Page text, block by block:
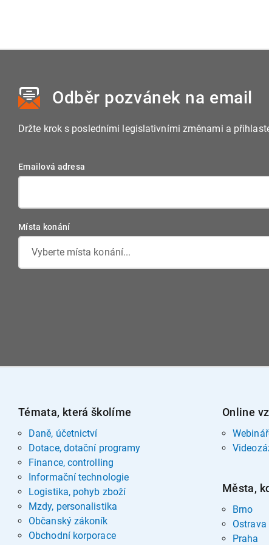
Odběr pozvánek na email
Držte krok s posledními legislativními změnami a
Emailová adresa
Místa konání
Vyberte místa konání...
Témata, která školíme
Daně, účetnictví
Dotace, dotační programy
Finance, controlling
Informační technologie
Logistika, pohyb zboží
Mzdy, personalistika
Občanský zákoník
Obchodní korporace
Online
Města,
Brno
Ostrava
Praha